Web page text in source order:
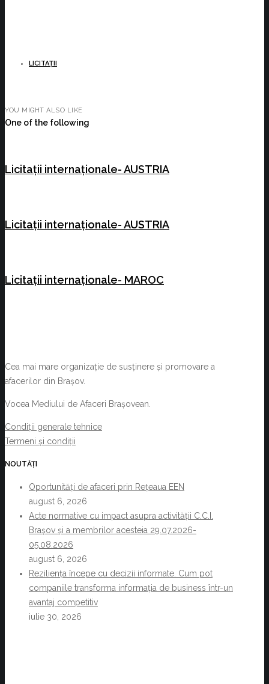
LICITAȚII
YOU MIGHT ALSO LIKE
One of the following
Licitații internaționale- AUSTRIA
Licitații internaționale- AUSTRIA
Licitații internaționale- MAROC
Cea mai mare organizație de susținere și promovare a
afacerilor din Brașov.
Vocea Mediului de Afaceri Brașovean.
Condiții generale tehnice
Termeni și condiții
NOUTĂȚI
Oportunități de afaceri prin Rețeaua EEN
august 6, 2026
Acte normative cu impact asupra activității C.C.I.
Brașov și a membrilor acesteia 29.07.2026-
05.08.2026
august 6, 2026
Reziliența începe cu decizii informate. Cum pot
companiile transforma informația de business într-un
avantaj competitiv
iulie 30, 2026